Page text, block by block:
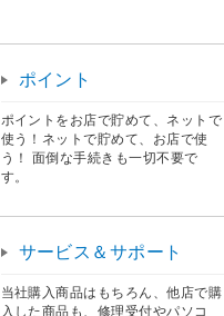
ポイント
ポイントをお店で貯めて、ネットで
使う！ネットで貯めて、お店で使
う！ 面倒な手続きも一切不要で
す。
サービス＆サポート
当社購入商品はもちろん、他店で購
入した商品も、修理受付やパソコ